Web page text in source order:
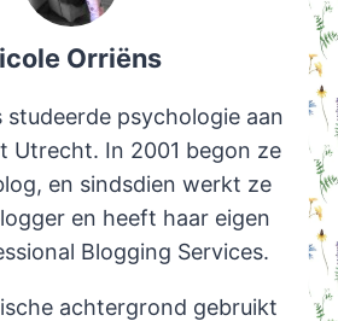
Orriëns
studeerde psychologie aan
Utrecht. In 2001 begon ze
en sindsdien werkt ze
en heeft haar eigen
Blogging Services.
achtergrond gebruikt